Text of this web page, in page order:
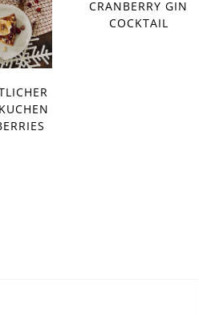
CRANBERRY GIN
COCKTAIL